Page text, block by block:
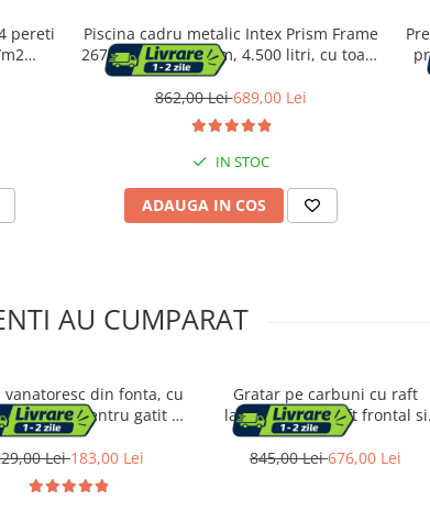
pereti
Piscina cadru metalic Intex Prism Frame
26702NP, 305x76 cm, 4.500 litri, cu toate
accesoriile
862,00 Lei689,00 Lei
IN STOC
ADAUGA IN COS
AU CUMPARAT
vanatoresc din fonta, cu
picioare pentru gatit in
5L, 25x42 cm, negru
Lei183,00 Lei
Gratar pe carbuni cu raft
lateral pliabil, raft frontal si
suport reglabil pentru carbuni,
termometru, 108x60x95 cm,
845,00 Lei676,00 Lei